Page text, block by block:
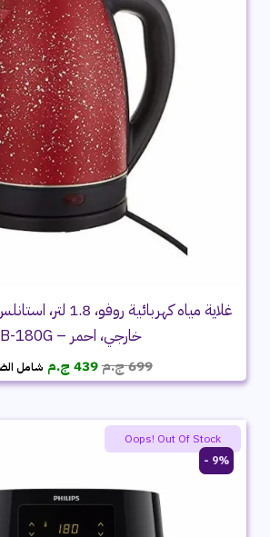
غلاية مياه كهربائية
خارجي، احمر – EB-180G
699ج.مالسعر
الأصلي
699 ج.م.
439 ج.م السعر
الحالي
439 ج.م.
شامل
9% -
Oops! Out Of Stock